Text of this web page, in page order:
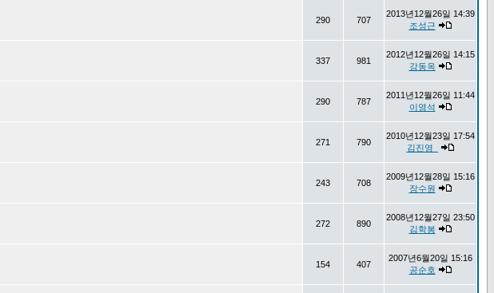
290 707
2013년12월26일 14:39
조성근
337 981
2012년12월26일 14:15
강동옥
290 787
2011년12월26일 11:44
이영석
271 790
2010년12월23일 17:54
김진영_
243 708
2009년12월28일 15:16
장수원
272 890
2008년12월27일 23:50
김학봉
154 407
2007년6월20일 15:16
공순호